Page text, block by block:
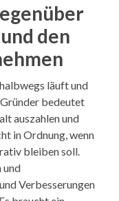
den
läuft und
bedeutet
auszahlen und
in Ordnung, wenn
bleiben soll.
und
Verbesserungen